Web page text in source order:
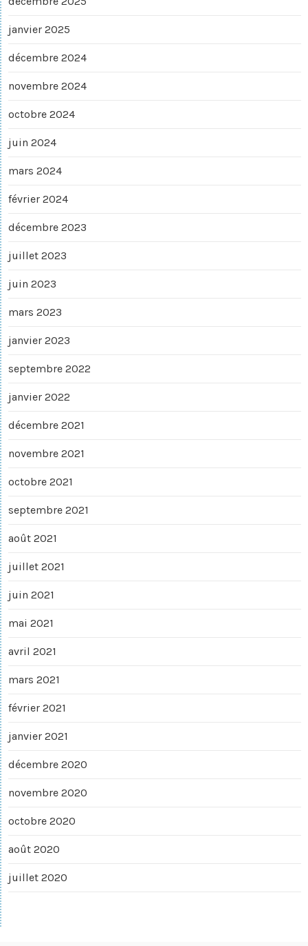
janvier 2025
décembre 2024
novembre 2024
octobre 2024
juin 2024
mars 2024
février 2024
décembre 2023
juillet 2023
juin 2023
mars 2023
janvier 2023
septembre 2022
janvier 2022
décembre 2021
novembre 2021
octobre 2021
septembre 2021
août 2021
juillet 2021
juin 2021
mai 2021
avril 2021
mars 2021
février 2021
janvier 2021
décembre 2020
novembre 2020
octobre 2020
août 2020
juillet 2020